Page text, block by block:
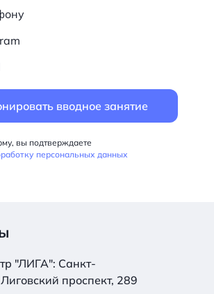
вы подтверждаете
персональных данных
"ЛИГА": Санкт-
проспект, 289